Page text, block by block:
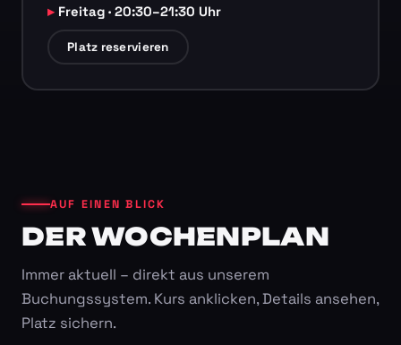
Freitag · 20:30–21:30 Uhr
Platz reservieren
AUF EINEN BLICK
DER WOCHENPLAN
Immer aktuell – direkt aus unserem
Buchungssystem. Kurs anklicken, Details ansehen,
Platz sichern.